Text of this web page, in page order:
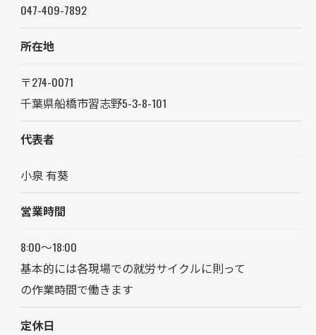
047-409-7892
所在地
〒274-0071
千葉県船橋市習志野5-3-8-101
代表者
小泉 有葵
営業時間
8:00～18:00
基本的には各現場での就労サイクルに則って
の作業時間で働きます
定休日